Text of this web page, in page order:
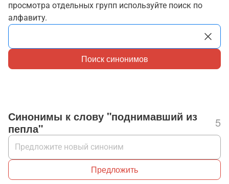
просмотра отдельных групп используйте поиск по
алфавиту.
Поиск синонимов
Синонимы к слову "поднимавший из
пепла"
5
Предложить